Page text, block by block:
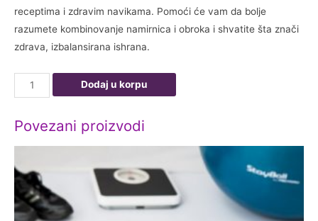
receptima i zdravim navikama. Pomoći će vam da bolje
razumete kombinovanje namirnica i obroka i shvatite šta znači
zdrava, izbalansirana ishrana.
Vodič
za
život
Dodaj u korpu
Povezani proizvodi